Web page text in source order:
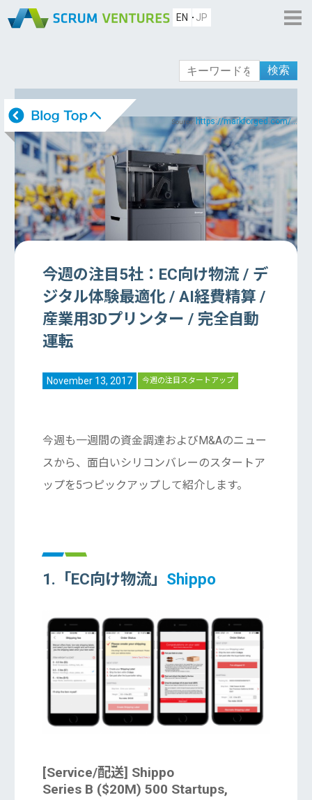
EN JP
検索
Source: https://markforged.com/...
今週の注目5社：EC向け物流 / デ
ジタル体験最適化 / AI経費精算 /
産業用3Dプリンター / 完全自動
運転
November 13, 2017 今週の注目スタートアップ
今週も一週間の資金調達およびM&Aのニュー
スから、面白いシリコンバレーのスタートア
ップを5つピックアップして紹介します。
1.「EC向け物流」 Shippo
[Service/配送] Shippo
Series B ($20M) 500 Startups,